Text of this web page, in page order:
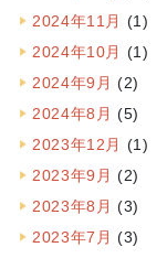
2024年11月 (1)
2024年10月 (1)
2024年9月 (2)
2024年8月 (5)
2023年12月 (1)
2023年9月 (2)
2023年8月 (3)
2023年7月 (3)